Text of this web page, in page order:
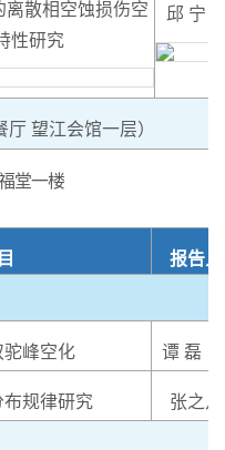
离散相空蚀损伤空
性研究
邱 宁
厅 望江会馆一层）
堂一楼
目 报告人
驼峰空化 谭 磊
规律研究 张之凡